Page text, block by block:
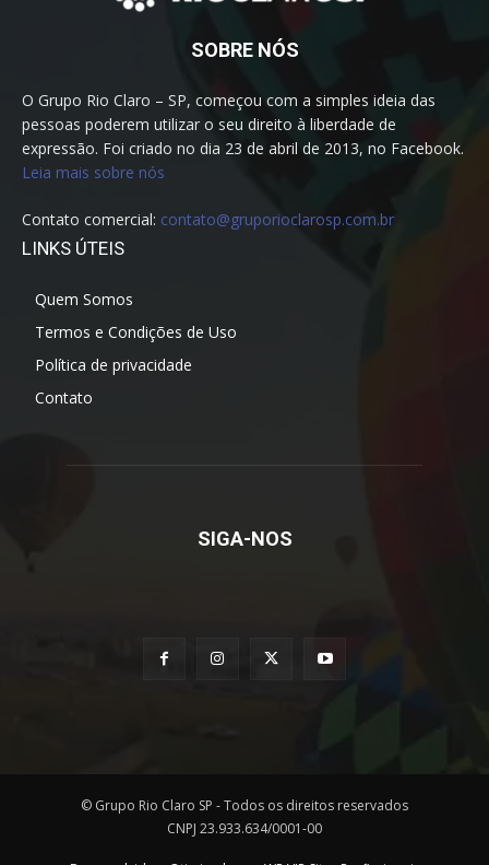
SOBRE NÓS
O Grupo Rio Claro – SP, começou com a simples ideia das
pessoas poderem utilizar o seu direito à liberdade de
expressão. Foi criado no dia 23 de abril de 2013, no Facebook.
Leia mais sobre nós
Contato comercial: contato@gruporioclarosp.com.br
LINKS ÚTEIS
Quem Somos
Termos e Condições de Uso
Política de privacidade
Contato
SIGA-NOS
© Grupo Rio Claro SP - Todos os direitos reservados
CNPJ 23.933.634/0001-00